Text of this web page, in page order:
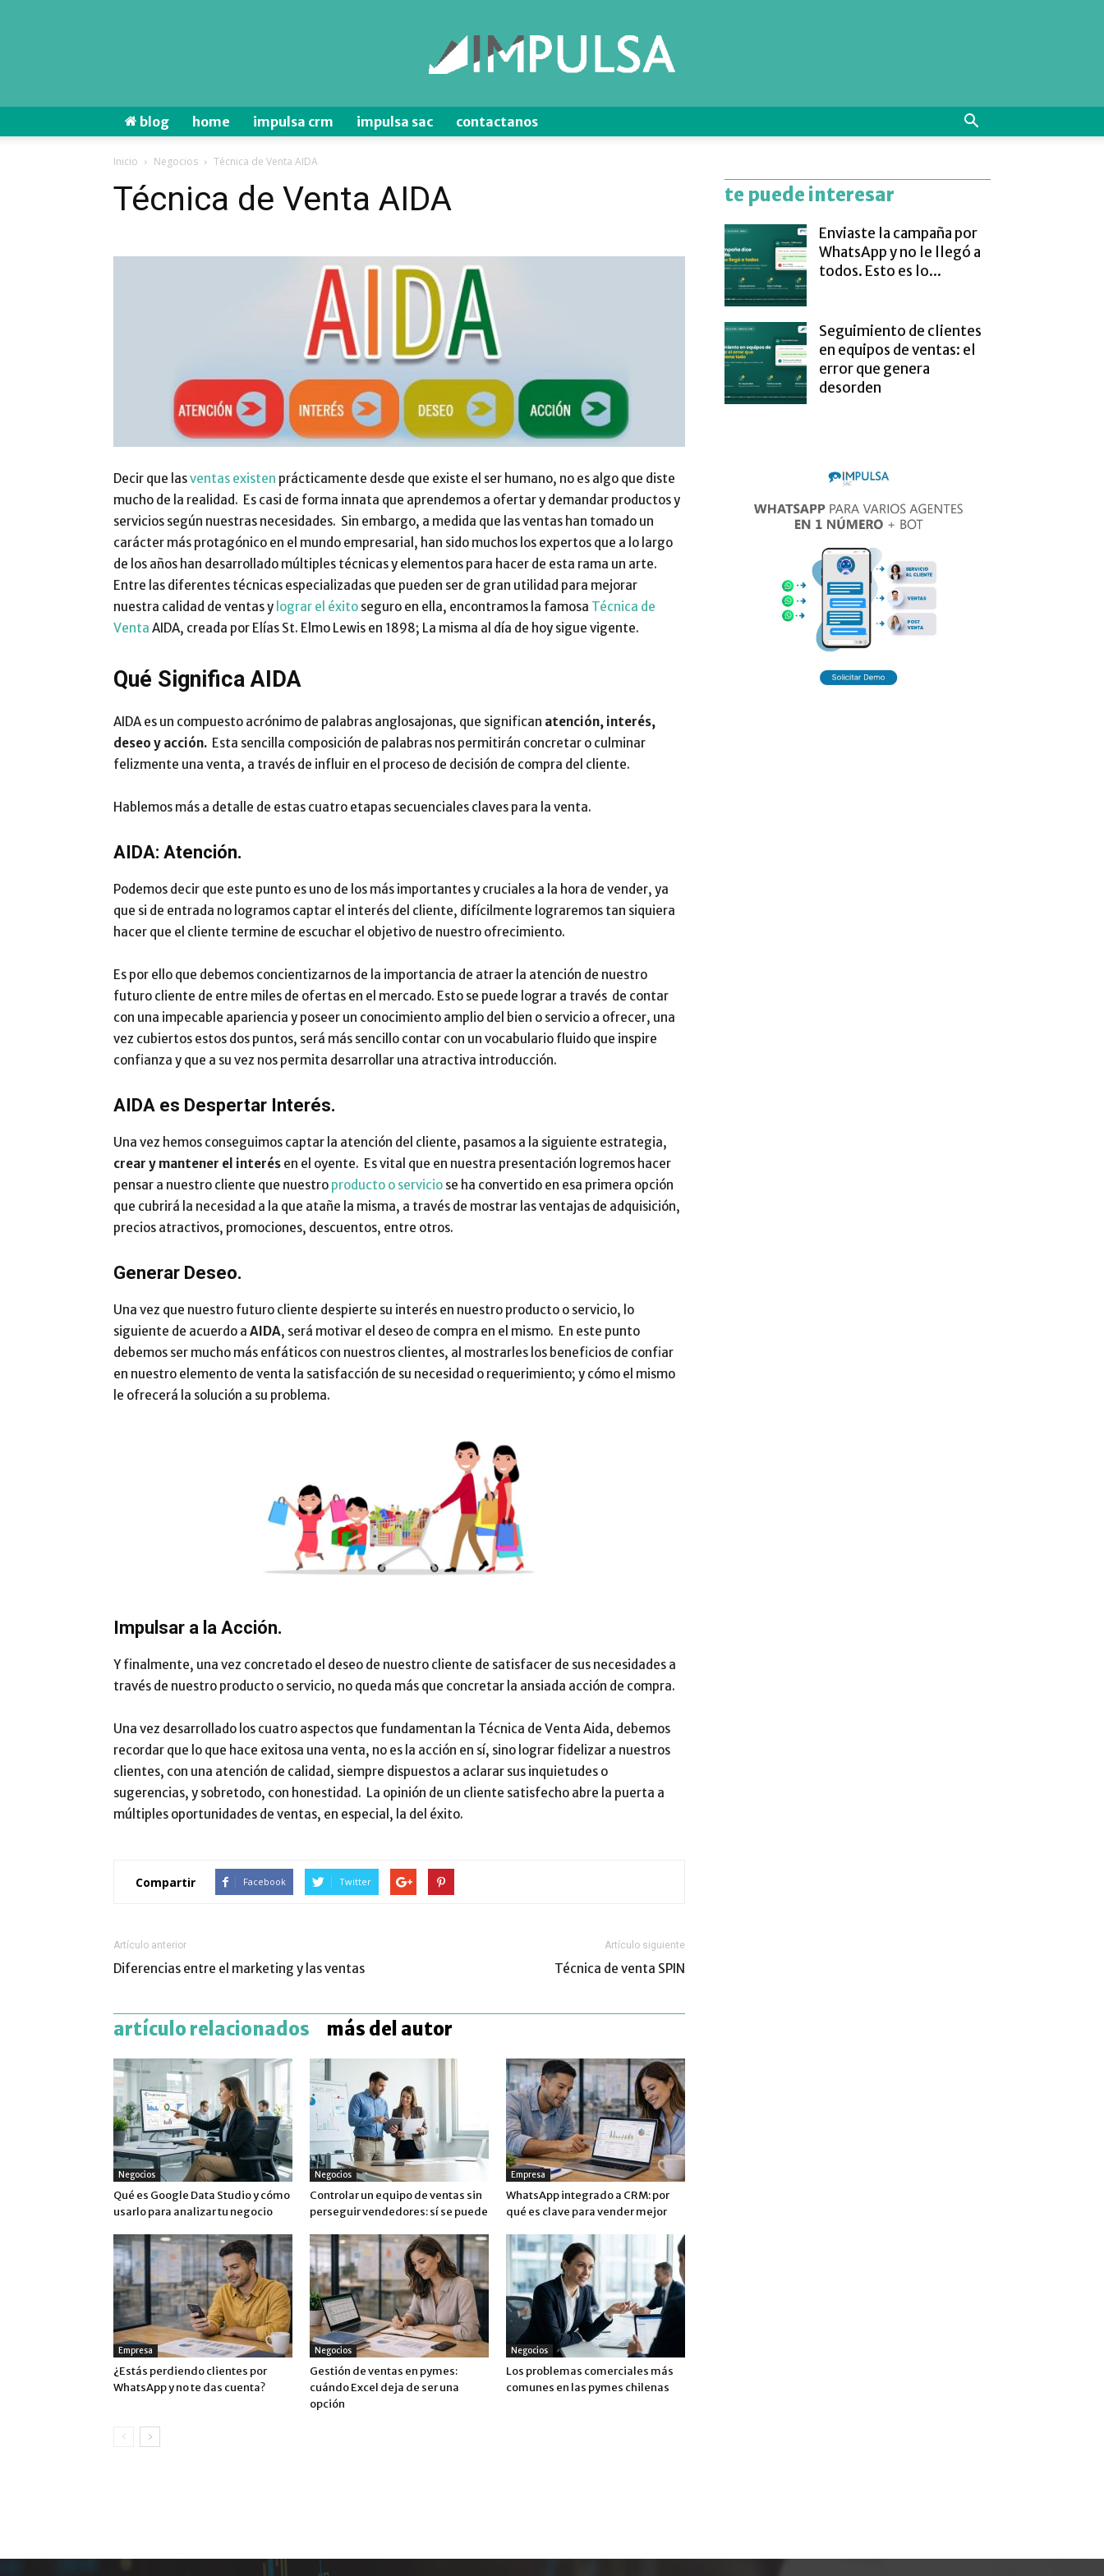
y
Digitalización
Impulsa
blog home impulsa crm impulsa sac contactanos
Inicio Negocios Técnica de Venta AIDA
Técnica de Venta AIDA
Decir que lasventas existen prácticamente desde que existe el ser humano, no es algo que diste
mucho de la realidad. Es casi de forma innata que aprendemos a ofertar y demandar productos y
servicios según nuestras necesidades. Sin embargo, a medida que las ventas han tomado un
carácter más protagónico en el mundo empresarial, han sido muchos los expertos que a lo largo
de los años han desarrollado múltiples técnicas y elementos para hacer de esta rama un arte.
Entre las diferentes técnicas especializadas que pueden ser de gran utilidad para mejorar
nuestra calidad de ventas y lograr el éxito seguro en ella, encontramos la famosa Técnica de
Venta AIDA, creada por Elías St. Elmo Lewis en 1898; La misma al día de hoy sigue vigente.
Qué Significa AIDA
AIDA es un compuesto acrónimo de palabras anglosajonas, que significan atención, interés,
deseo y acción. Esta sencilla composición de palabras nos permitirán concretar o culminar
felizmente una venta, a través de influir en el proceso de decisión de compra del cliente.
Hablemos más a detalle de estas cuatro etapas secuenciales claves para la venta.
AIDA: Atención.
Podemos decir que este punto es uno de los más importantes y cruciales a la hora de vender, ya
que si de entrada no logramos captar el interés del cliente, difícilmente lograremos tan siquiera
hacer que el cliente termine de escuchar el objetivo de nuestro ofrecimiento.
Es por ello que debemos concientizarnos de la importancia de atraer la atención de nuestro
futuro cliente de entre miles de ofertas en el mercado. Esto se puede lograr a través de contar
con una impecable apariencia y poseer un conocimiento amplio del bien o servicio a ofrecer, una
vez cubiertos estos dos puntos, será más sencillo contar con un vocabulario fluido que inspire
confianza y que a su vez nos permita desarrollar una atractiva introducción.
AIDA es Despertar Interés.
Una vez hemos conseguimos captar la atención del cliente, pasamos a la siguiente estrategia,
crear y mantener el interés en el oyente. Es vital que en nuestra presentación logremos hacer
pensar a nuestro cliente que nuestro producto o servicio se ha convertido en esa primera opción
que cubrirá la necesidad a la que atañe la misma, a través de mostrar las ventajas de adquisición,
precios atractivos, promociones, descuentos, entre otros.
Generar Deseo.
Una vez que nuestro futuro cliente despierte su interés en nuestro producto o servicio, lo
siguiente de acuerdo a AIDA, será motivar el deseo de compra en el mismo. En este punto
debemos ser mucho más enfáticos con nuestros clientes, al mostrarles los beneficios de confiar
en nuestro elemento de venta la satisfacción de su necesidad o requerimiento; y cómo el mismo
le ofrecerá la solución a su problema.
Impulsar a la Acción.
Y finalmente, una vez concretado el deseo de nuestro cliente de satisfacer de sus necesidades a
través de nuestro producto o servicio, no queda más que concretar la ansiada acción de compra.
Una vez desarrollado los cuatro aspectos que fundamentan la Técnica de Venta Aida, debemos
recordar que lo que hace exitosa una venta, no es la acción en sí, sino lograr fidelizar a nuestros
clientes, con una atención de calidad, siempre dispuestos a aclarar sus inquietudes o
sugerencias, y sobretodo, con honestidad. La opinión de un cliente satisfecho abre la puerta a
múltiples oportunidades de ventas, en especial, la del éxito.
Compartir Facebook Twitter
Artículo anterior
Diferencias entre el marketing y las ventas
Artículo siguiente
Técnica de venta SPIN
artículo relacionados más del autor
Negocios
Qué es Google Data Studio y cómo
usarlo para analizar tu negocio
Negocios
Controlar un equipo de ventas sin
perseguir vendedores: sí se puede
Empresa
WhatsApp integrado a CRM: por
qué es clave para vender mejor
Empresa
¿Estás perdiendo clientes por
WhatsApp y no te das cuenta?
Negocios
Gestión de ventas en pymes:
cuándo Excel deja de ser una
opción
Negocios
Los problemas comerciales más
comunes en las pymes chilenas
te puede interesar
Enviaste la campaña por
WhatsApp y no le llegó a
todos. Esto es lo...
Seguimiento de clientes
en equipos de ventas: el
error que genera
desorden